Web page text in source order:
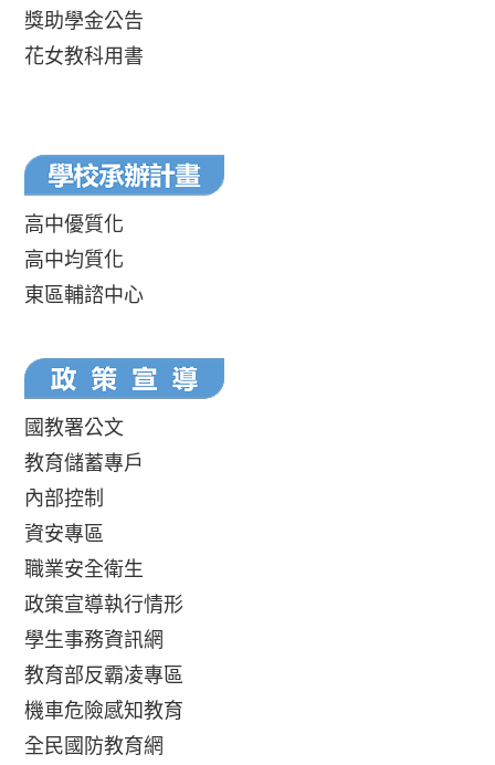
獎助學金公告
花女教科用書
高中優質化
高中均質化
東區輔諮中心
國教署公文
教育儲蓄專戶
內部控制
資安專區
職業安全衛生
政策宣導執行情形
學生事務資訊網
教育部反霸凌專區
機車危險感知教育
全民國防教育網